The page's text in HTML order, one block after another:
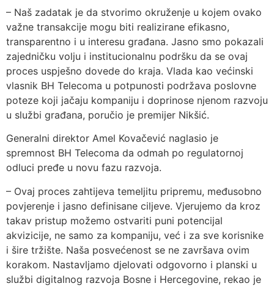
– Naš zadatak je da stvorimo okruženje u kojem ovako
važne transakcije mogu biti realizirane efikasno,
transparentno i u interesu građana. Jasno smo pokazali
zajedničku volju i institucionalnu podršku da se ovaj
proces uspješno dovede do kraja. Vlada kao većinski
vlasnik BH Telecoma u potpunosti podržava poslovne
poteze koji jačaju kompaniju i doprinose njenom razvoju
u službi građana, poručio je premijer Nikšić.
Generalni direktor Amel Kovačević naglasio je
spremnost BH Telecoma da odmah po regulatornoj
odluci pređe u novu fazu razvoja.
– Ovaj proces zahtijeva temeljitu pripremu, međusobno
povjerenje i jasno definisane ciljeve. Vjerujemo da kroz
takav pristup možemo ostvariti puni potencijal
akvizicije, ne samo za kompaniju, već i za sve korisnike
i šire tržište. Naša posvećenost se ne završava ovim
korakom. Nastavljamo djelovati odgovorno i planski u
službi digitalnog razvoja Bosne i Hercegovine, rekao je